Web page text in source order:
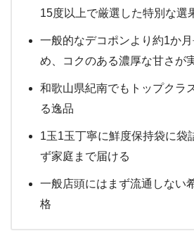
15度以上で厳選した特別な選
一般的なデコポンより約1か
め、コクのある濃厚な甘さが
和歌山県紀南でもトップクラ
る逸品
1玉1玉丁寧に鮮度保持袋に袋
ず家庭まで届ける
一般店頭にはまず流通しない
格